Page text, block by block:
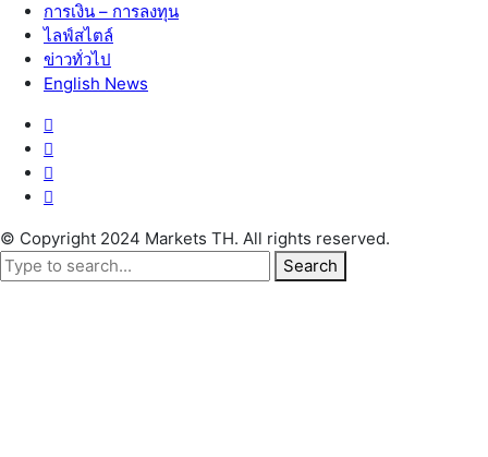
การเงิน – การลงทุน
ไลฟ์สไตล์
ข่าวทั่วไป
English News
© Copyright 2024 Markets TH. All rights reserved.
Search